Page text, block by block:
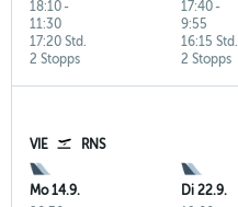
18:10-
11:30
2 Stopps
17:20 Std.
17:40-
9:55
2 Stopps
16:15 Std.
VIE RNS
Mo 14.9.
Di 22.9.